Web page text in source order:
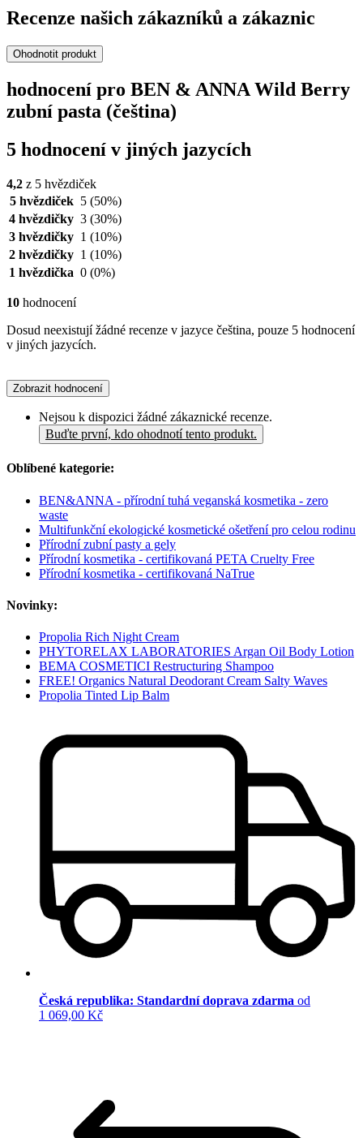
Recenze našich zákazníků a zákaznic
Ohodnotit produkt
hodnocení pro BEN & ANNA Wild Berry
zubní pasta (čeština)
5 hodnocení v jiných jazycích
4,2 z 5 hvězdiček
5 hvězdiček 5 (50%)
4 hvězdičky 3 (30%)
3 hvězdičky 1 (10%)
2 hvězdičky 1 (10%)
1 hvězdička 0 (0%)
10 hodnocení
Dosud neexistují žádné recenze v jazyce čeština, pouze 5 hodnocení
v jiných jazycích.
Zobrazit hodnocení
Nejsou k dispozici žádné zákaznické recenze.
Buďte první, kdo ohodnotí tento produkt.
Oblíbené kategorie:
BEN&ANNA - přírodní tuhá veganská kosmetika - zero
waste
Multifunkční ekologické kosmetické ošetření pro celou rodinu
Přírodní zubní pasty a gely
Přírodní kosmetika - certifikovaná PETA Cruelty Free
Přírodní kosmetika - certifikovaná NaTrue
Novinky:
Propolia Rich Night Cream
PHYTORELAX LABORATORIES Argan Oil Body Lotion
BEMA COSMETICI Restructuring Shampoo
FREE! Organics Natural Deodorant Cream Salty Waves
Propolia Tinted Lip Balm
Česká republika: Standardní doprava zdarma od
1 069,00 Kč